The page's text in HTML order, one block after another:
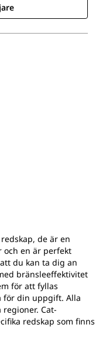
de är en
och en är perfekt
du kan ta dig an
bränsleeffektivitet
för att fyllas
för din uppgift. Alla
Cat-
redskap som finns